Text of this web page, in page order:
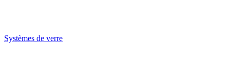
Systèmes de verre